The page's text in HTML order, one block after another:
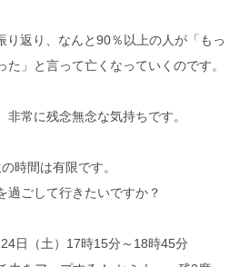
り返り、なんと90％以上の人が「もっ
た」と言って亡くなっていくのです。
非常に残念無念な気持ちです。
の時間は有限です。
過ごして行きたいですか？
24日（土）17時15分～18時45分